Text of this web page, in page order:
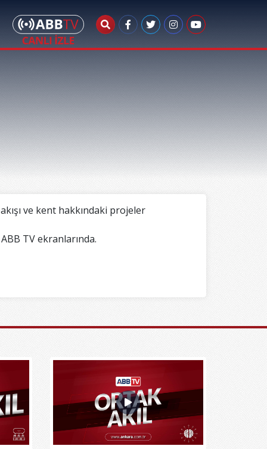
ve kent hakkındaki projeler
TV ekranlarında.